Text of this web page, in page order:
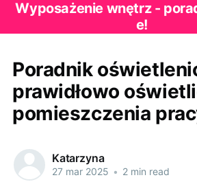
Wyposażenie wnętrz -
e!
Poradnik
prawidłowo
pomieszczenia
Katarzyna
27 mar 2025 • 2 min read